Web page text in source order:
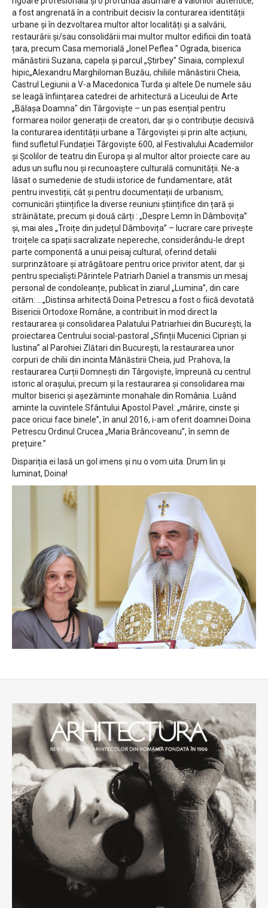
a fost angrenată în a contribuit decisiv la conturarea identității
urbane și în dezvoltarea multor altor localități și a salvării,
restaurării și/sau consolidării mai multor multor edificii din toată
țara, precum Casa memorială „Ionel Peflea ” Ograda, biserica
mânăstirii Suzana, capela și parcul „Știrbey” Sinaia, complexul
hipic„Alexandru Marghiloman Buzău, chiliile mânăstirii Cheia,
Castrul Legiunii a V-a Macedonica Turda și altele.De numele său
se leagă înființarea catedrei de arhitectură a Liceului de Arte
„Bălașa Doamna" din Târgoviște – un pas esențial pentru
formarea noilor generații de creatori, dar și o contribuție decisivă
la conturarea identității urbane a Târgoviștei și prin alte acțiuni,
fiind sufletul Fundației Târgoviște 600, al Festivalului Academiilor
și Școlilor de teatru din Europa și al multor altor proiecte care au
adus un suflu nou și recunoaștere culturală comunității. Ne-a
lăsat o sumedenie de studii istorice de fundamentare, atât
pentru investiții, cât și pentru documentații de urbanism,
comunicări științifice la diverse reuniuni științifice din țară și
străinătate, precum și două cărți : „Despre Lemn în Dâmbovița”
și, mai ales „Troițe din județul Dâmbovița” – lucrare care privește
troițele ca spații sacralizate nepereche, considerându-le drept
parte componentă a unui peisaj cultural, oferind detalii
surprinzătoare și atrăgătoare pentru orice privitor atent, dar și
pentru specialiști.Părintele Patriarh Daniel a transmis un mesaj
personal de condoleanțe, publicat în ziarul „Lumina”, din care
cităm: …„Distinsa arhitectă Doina Petrescu a fost o fiică devotată
Bisericii Ortodoxe Române, a contribuit în mod direct la
restaurarea și consolidarea Palatului Patriarhiei din București, la
proiectarea Centrului social-pastoral „Sfinții Mucenici Ciprian și
Iustina” al Parohiei Zlătari din București, la restaurarea unor
corpuri de chilii din incinta Mănăstirii Cheia, jud. Prahova, la
restaurarea Curții Domnești din Târgoviște, împreună cu centrul
istoric al orașului, precum și la restaurarea și consolidarea mai
multor biserici și așezăminte monahale din România. Luând
aminte la cuvintele Sfântului Apostol Pavel: „mărire, cinste și
pace oricui face binele”, în anul 2016, i-am oferit doamnei Doina
Petrescu Ordinul Crucea „Maria Brâncoveanu”, în semn de
prețuire.”
Dispariția ei lasă un gol imens și nu o vom uita. Drum lin și
luminat, Doina!